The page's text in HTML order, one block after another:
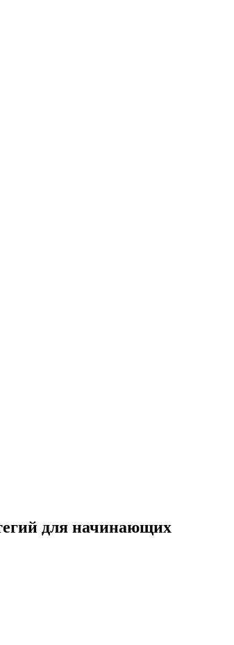
для начинающих